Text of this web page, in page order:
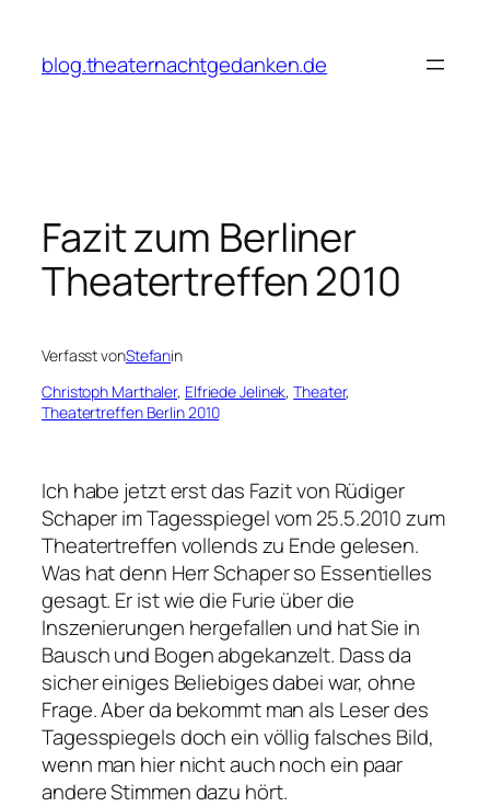
springen
blog.theaternachtgedanken.de
Fazit zum Berliner
Theatertreffen 2010
Verfasst vonStefanin
Christoph Marthaler, Elfriede Jelinek, Theater
Theatertreffen Berlin 2010
Ich habe jetzt erst das Fazit von Rüdiger
Schaper im Tagesspiegel vom 25.5.2010 zum
Theatertreffen vollends zu Ende gelesen.
Was hat denn Herr Schaper so Essentielles
gesagt. Er ist wie die Furie über die
Inszenierungen hergefallen und hat Sie in
Bausch und Bogen abgekanzelt. Dass da
sicher einiges Beliebiges dabei war, ohne
Frage. Aber da bekommt man als Leser des
Tagesspiegels doch ein völlig falsches Bild,
wenn man hier nicht auch noch ein paar
andere Stimmen dazu hört.